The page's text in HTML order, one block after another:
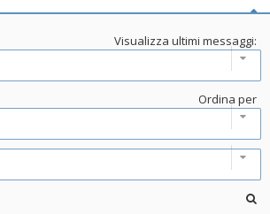
Visualizza ultimi messaggi:
Ordina per